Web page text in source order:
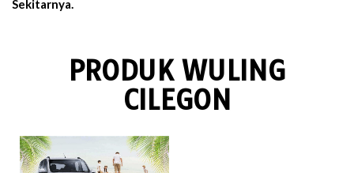
Sekitarnya.
PRODUK WULING
CILEGON